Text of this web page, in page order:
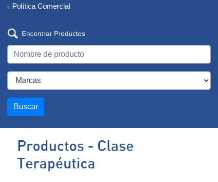
Política Comercial
Encontrar Productos
Buscar
Productos - Clase
Terapéutica